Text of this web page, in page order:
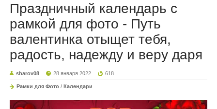
Праздничный календарь с
рамкой для фото - Путь
валентинка отыщет тебя,
радость, надежду и веру даря
sharov08 28 января 2022 618
Рамки для Фото / Календари